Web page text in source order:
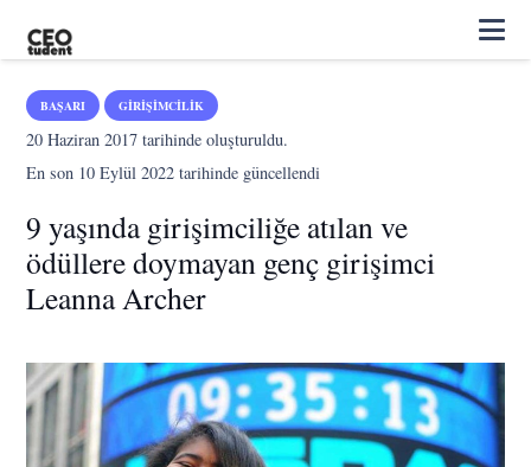
BAŞARI GIRIŞIMCILIK
20 Haziran 2017 tarihinde oluşturuldu.
En son 10 Eylül 2022 tarihinde güncellendi
9 yaşında girişimciliğe atılan ve
ödüllere doymayan genç girişimci
Leanna Archer